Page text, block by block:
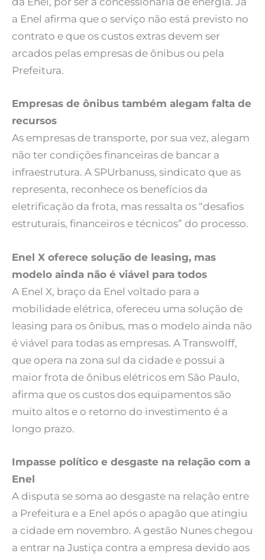
a Enel afirma que o serviço não está previsto no
contrato e que os custos extras devem ser
arcados pelas empresas de ônibus ou pela
Prefeitura.
Empresas de ônibus também alegam falta de
recursos
As empresas de transporte, por sua vez, alegam
não ter condições financeiras de bancar a
infraestrutura. A SPUrbanuss, sindicato que as
representa, reconhece os benefícios da
eletrificação da frota, mas ressalta os “desafios
estruturais, financeiros e técnicos” do processo.
Enel X oferece solução de leasing, mas
modelo ainda não é viável para todos
A Enel X, braço da Enel voltado para a
mobilidade elétrica, ofereceu uma solução de
leasing para os ônibus, mas o modelo ainda não
é viável para todas as empresas. A Transwolff,
que opera na zona sul da cidade e possui a
maior frota de ônibus elétricos em São Paulo,
afirma que os custos dos equipamentos são
muito altos e o retorno do investimento é a
longo prazo.
Impasse político e desgaste na relação com a
Enel
A disputa se soma ao desgaste na relação entre
a Prefeitura e a Enel após o apagão que atingiu
a cidade em novembro. A gestão Nunes chegou
a entrar na Justiça contra a empresa devido aos